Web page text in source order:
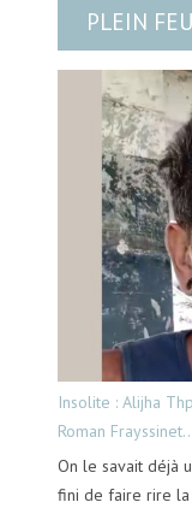
PLEIN
Insolite : Alijha
Roman
On le savait déjà
fini de faire rire